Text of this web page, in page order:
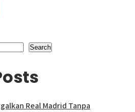
Search
Real Madrid Tanpa